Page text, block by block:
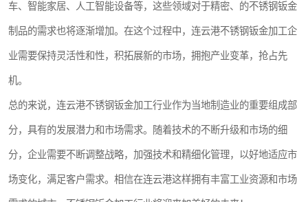
车、智能家居、人工智能设备等，这些领域对于精密、的不锈钢钣金
制品的需求也将逐渐增加。在这个过程中，连云港不锈钢钣金加工企
业需要保持灵活性和性，积拓展新的市场，拥抱产业变革，抢占先
机。
总的来说，连云港不锈钢钣金加工行业作为当地制造业的重要组成部
分，具有的发展潜力和市场需求。随着技术的不断升级和市场的细
分，企业需要不断调整战略，加强技术和精细化管理，以好地适应市
场变化，满足客户需求。相信在连云港这样拥有丰富工业资源和市场